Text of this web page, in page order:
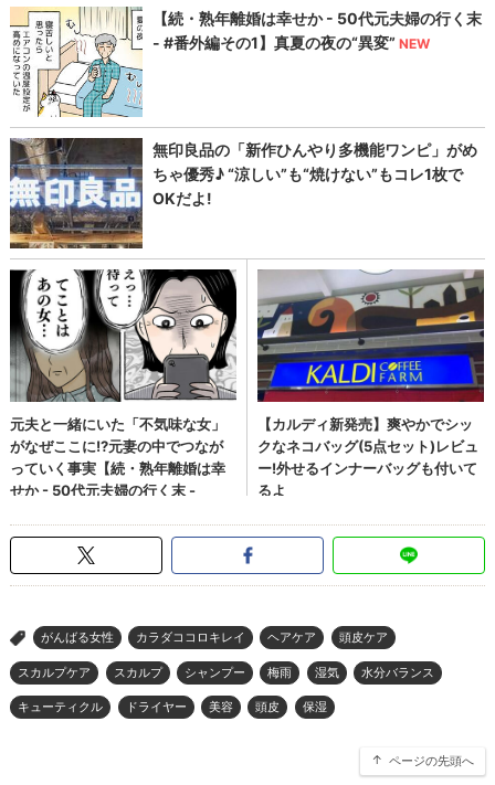
> がんばる女性 カラダココロキレイ ヘアケア 頭皮ケア
スカルプケア スカルプ シャンプー 梅雨 湿気 水分バランス
キューティクル ドライヤー 美容 頭皮 保湿
ページの先頭へ